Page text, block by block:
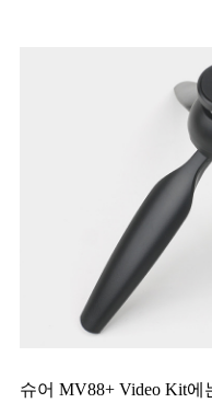
슈어 MV88+ Video Kit